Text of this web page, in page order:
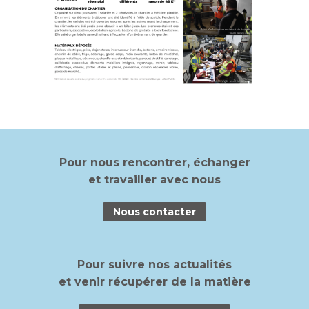
Pour nous rencontrer, échanger
et travailler avec nous
Nous contacter
Pour suivre nos actualités
et venir récupérer de la matière